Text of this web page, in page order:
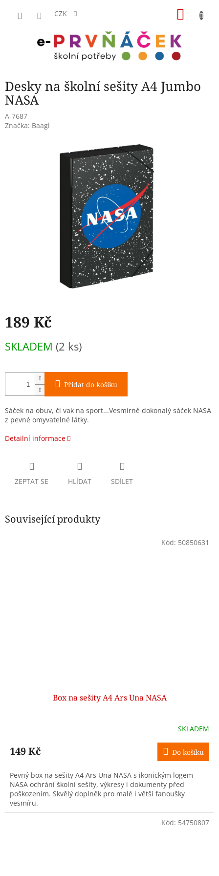
CZK
Desky na školní sešity A4 Jumbo
NASA
A-7687
Značka: Baagl
189 Kč
cena:
SKLADEM (2 ks)
Přidat do košíku
Sáček na obuv, či vak na sport...Vesmírně dokonalý sáček NASA
z pevné omyvatelné látky.
Detailní informace
ZEPTAT SE HLÍDAT SDÍLET
Související produkty
Box na sešity A4 Ars Una NASA
SKLADEM
149 Kč Do košíku
Pevný box na sešity A4 Ars Una NASA s ikonickým logem
NASA ochrání školní sešity, výkresy i dokumenty před
poškozením. Skvělý doplněk pro malé i větší fanoušky
vesmíru.
Kód: 50850631
Kód: 54750807